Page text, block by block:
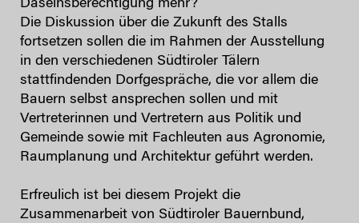
Daseinsberechtigung mehr?
Die Diskussion über die Zukunft des Stalls
fortsetzen sollen die im Rahmen der Ausstellung
in den verschiedenen Südtiroler Tälern
stattfindenden Dorfgespräche, die vor allem die
Bauern selbst ansprechen sollen und mit
Vertreterinnen und Vertretern aus Politik und
Gemeinde sowie mit Fachleuten aus Agronomie,
Raumplanung und Architektur geführt werden.
Erfreulich ist bei diesem Projekt die
Zusammenarbeit von Südtiroler Bauernbund,